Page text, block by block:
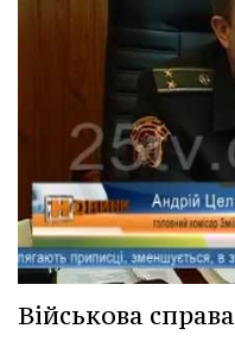
Військова справа